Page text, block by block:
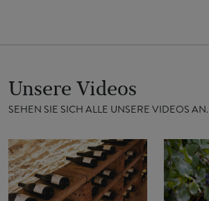
Unsere Videos
SEHEN SIE SICH ALLE UNSERE VIDEOS AN.